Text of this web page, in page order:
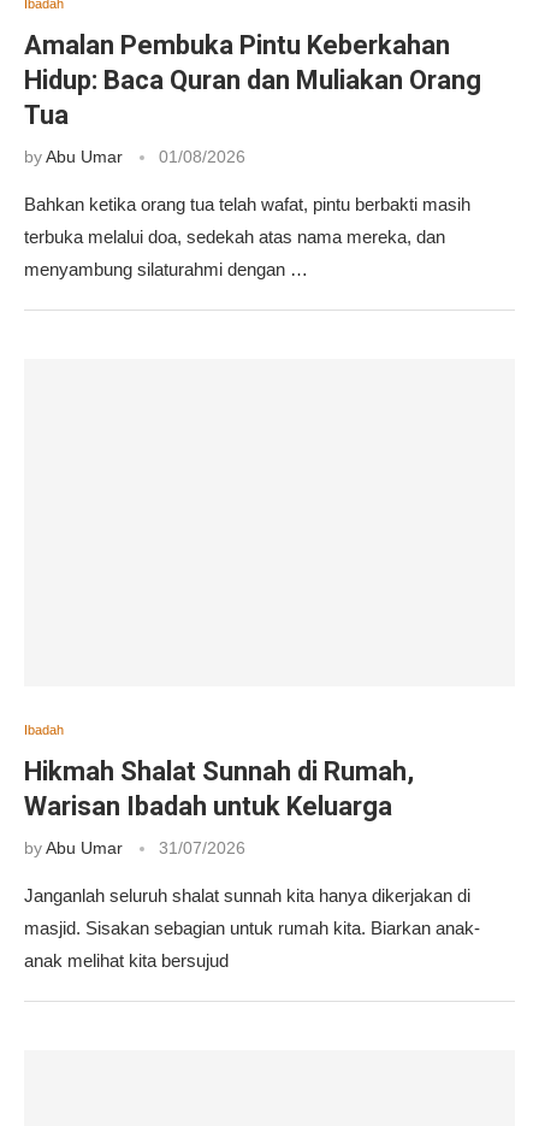
Ibadah
Amalan Pembuka Pintu Keberkahan
Hidup: Baca Quran dan Muliakan Orang
Tua
byAbu Umar 01/08/2026
Bahkan ketika orang tua telah wafat, pintu berbakti masih
terbuka melalui doa, sedekah atas nama mereka, dan
menyambung silaturahmi dengan …
Ibadah
Hikmah Shalat Sunnah di Rumah,
Warisan Ibadah untuk Keluarga
byAbu Umar 31/07/2026
Janganlah seluruh shalat sunnah kita hanya dikerjakan di
masjid. Sisakan sebagian untuk rumah kita. Biarkan anak-
anak melihat kita bersujud